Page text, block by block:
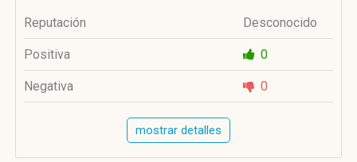
Reputación Desconocido
Positiva 0
Negativa 0
mostrar detalles